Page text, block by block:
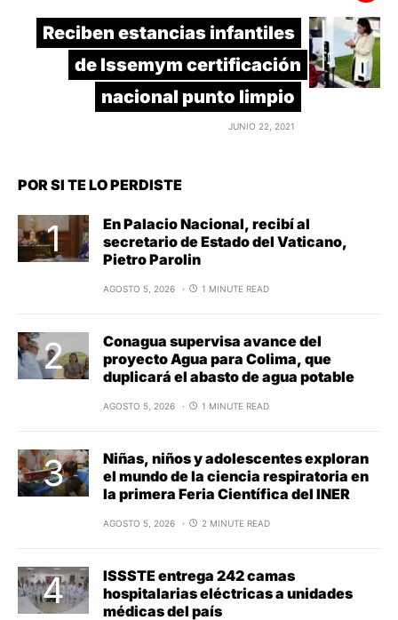
Reciben estancias infantiles
de Issemym certificación
nacional punto limpio
JUNIO 22, 2021
POR SI TE LO PERDISTE
En Palacio Nacional, recibí al
secretario de Estado del Vaticano,
Pietro Parolin
AGOSTO 5, 2026 1 MINUTE READ
Conagua supervisa avance del
proyecto Agua para Colima, que
duplicará el abasto de agua potable
AGOSTO 5, 2026 1 MINUTE READ
Niñas, niños y adolescentes exploran
el mundo de la ciencia respiratoria en
la primera Feria Científica del INER
AGOSTO 5, 2026 2 MINUTE READ
ISSSTE entrega 242 camas
hospitalarias eléctricas a unidades
médicas del país